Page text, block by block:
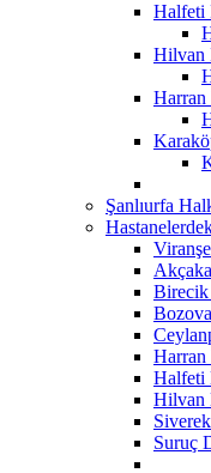
Halfeti
Hilvan
Harran
Şanlıurfa
Birecik
Harran
Halfeti
Hilvan
Suruç